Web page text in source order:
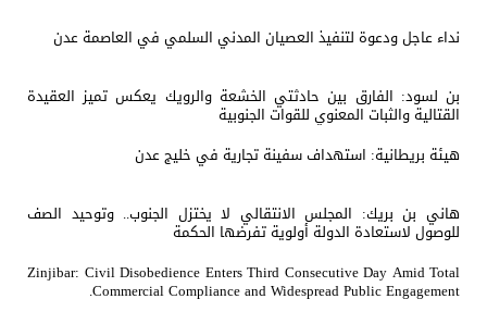
نداء عاجل ودعوة لتنفيذ العصيان المدني السلمي في العاصمة عدن
بن لسود: الفارق بين حادثتي الخشعة والرويك يعكس تميز العقيدة
القتالية والثبات المعنوي للقوات الجنوبية
هيئة بريطانية: استهداف سفينة تجارية في خليج عدن
هاني بن بريك: المجلس الانتقالي لا يختزل الجنوب.. وتوحيد الصف
للوصول لاستعادة الدولة أولوية تفرضها الحكمة
Zinjibar: Civil Disobedience Enters Third Consecutive Day Amid Total
Commercial Compliance and Widespread Public Engagement.